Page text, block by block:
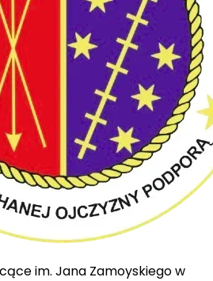
im. Jana Zamoyskiego w